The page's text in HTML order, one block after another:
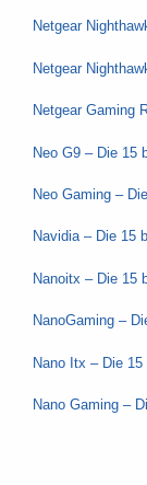
Netgear
Netgear
Netgear Gaming
Neo G9 – Die 15
Neo Gaming –
Navidia – Die 15
Nanoitx – Die 15
NanoGaming –
Nano Itx – Die
Nano Gaming –